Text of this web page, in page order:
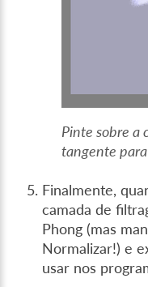
Pinte sobre a
tangente
Finalmente,
camada de
Phong (mas
Normalizar!) e
usar nos